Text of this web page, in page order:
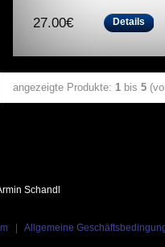
27.00€ Details
angezeigte Produkte: 1 bis 5
Schandl
Allgemeine